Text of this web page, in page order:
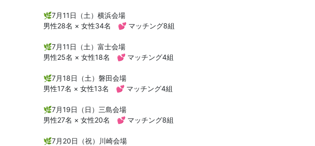
🌿7月11日（土）横浜会場
男性28名 × 女性34名 💕 マッチング8組
🌿7月11日（土）富士会場
男性25名 × 女性18名 💕 マッチング4組
🌿7月18日（土）磐田会場
男性17名 × 女性13名 💕 マッチング4組
🌿7月19日（日）三島会場
男性27名 × 女性20名 💕 マッチング8組
🌿7月20日（祝）川崎会場